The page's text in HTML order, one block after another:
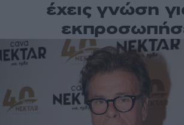
έχεις γνώση